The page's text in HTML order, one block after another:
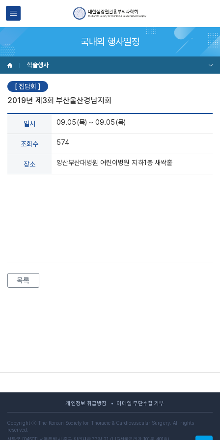
국내외 행사일정
학술행사
[ 집담회 ]
2019년 제3회 부산울산경남지회
일시 09.05(목) ~ 09.05(목)
조회수 574
장소 양산부산대병원 어린이병원 지하1층 새싹홀
목록
개인정보 취급방침 이메일 무단수집 거부
Copyright ⓒ The Korean Society for Thoracic & Cardiovascular Surgery. All rights
reserved.